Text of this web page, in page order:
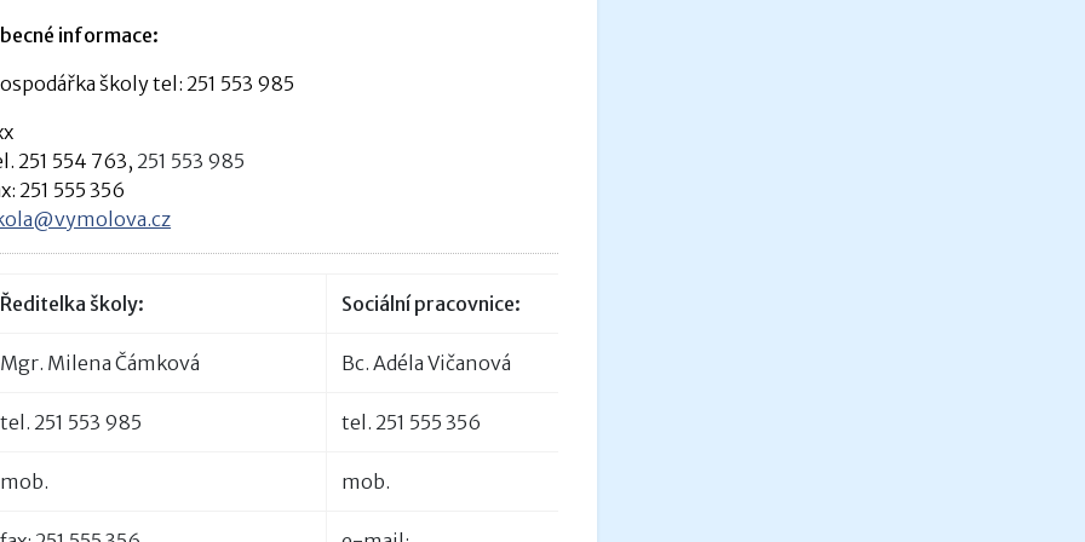
informace:
školytel: 251 553 985
251 554 763, 251 553 985
251 555 356
Ředitelka školy: Sociální pracovnice:
Mgr. Milena Čámková Bc. Adéla Vičanová
tel. 251 553 985 tel. 251 555 356
mob. mob.